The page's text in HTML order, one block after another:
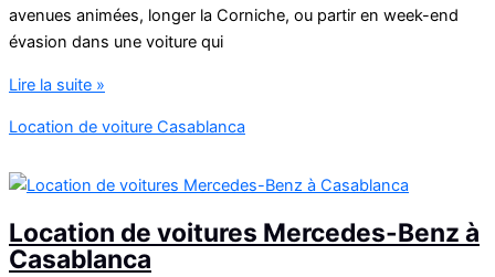
avenues animées, longer la Corniche, ou partir en week-end
évasion dans une voiture qui
Location
Casablanca
A3
Lire la suite »
Location de voiture Casablanca
Location de voitures Mercedes-Benz à
Casablanca